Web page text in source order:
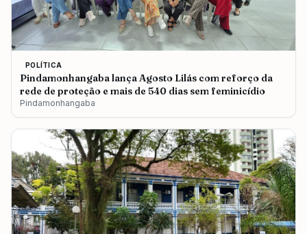
POLÍTICA
Pindamonhangaba lança Agosto Lilás com reforço da
rede de proteção e mais de 540 dias sem feminicídio
Pindamonhangaba